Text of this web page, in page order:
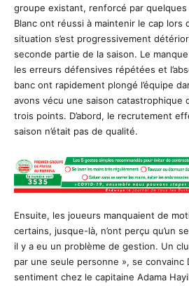
groupe existant, renforcé par
Blanc ont réussi à maintenir le cap lors
situation s’est progressivement
seconde partie de la saison. Le
les erreurs défensives répétées et
banc ont rapidement plongé l’équipe
avons vécu une saison catastrophique
trois points. D’abord, le recrutement
saison n’était pas de qualité.
Ensuite, les joueurs manquaient de
certains, jusque-là, n’ont perçu qu’un
il y a eu un problème de gestion. Un
par une seule personne », se convainc
sentiment chez le capitaine Adama